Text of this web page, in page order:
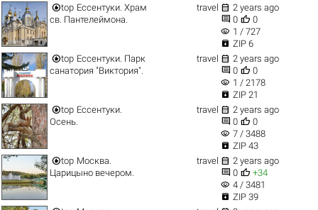
top Ессентуки. Храм
св. Пантелеймона.
travel  2 years ago
 0  0
visibility 1 / 727
 ZIP 6
top Ессентуки. Парк
санатория "Виктория".
travel  2 years ago
 0  0
visibility 1 / 2178
 ZIP 21
top Ессентуки.
Осень.
travel  2 years ago
 0  0
visibility 7 / 3488
 ZIP 43
top Москва.
Царицыно вечером.
travel  2 years ago
 0  +34
visibility 4 / 3481
 ZIP 39